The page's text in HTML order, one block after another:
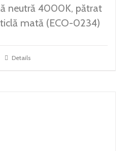
neutră 4000K, pătrat
mată (ECO-0234)
Details